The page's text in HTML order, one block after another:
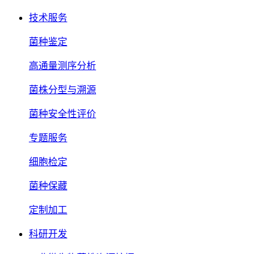
技术服务
菌种鉴定
高通量测序分析
菌株分型与溯源
菌种安全性评价
专题服务
细胞检定
菌种保藏
定制加工
科研开发